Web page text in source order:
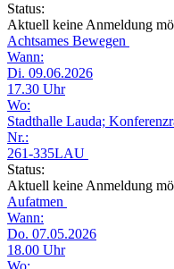
Status:
Aktuell keine Anmeldung
Achtsames Bewegen
Wann:
Di. 09.06.2026
17.30 Uhr
Wo:
Stadthalle Lauda;
Nr.:
261-335LAU
Status:
Aktuell keine Anmeldung
Aufatmen
Wann:
Do. 07.05.2026
18.00 Uhr
Wo: